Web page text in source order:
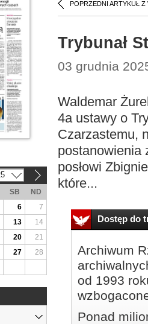
POPRZEDNI ARTYKUŁ Z
Trybunał
03 grudnia
Waldemar
4a ustawy o
Czarzastemu,
postanowienia
posłowi
które...
Dostęp do
Archiwum
od 1993
Ponad
SB
ND
6
7
13
14
20
21
27
28